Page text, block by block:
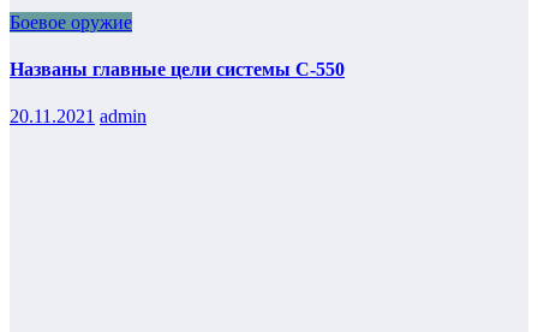
Боевое оружие
Названы главные цели системы С-550
20.11.2021 admin